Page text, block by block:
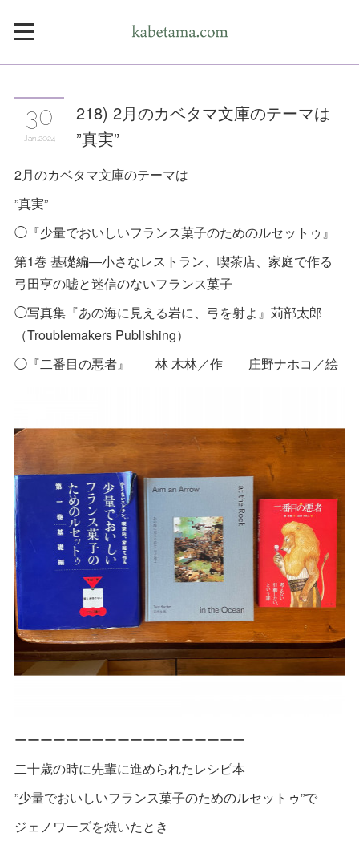
30
Jan 2024
218) 2月のカベタマ文庫のテーマは
”真実”
2月のカベタマ文庫のテーマは
”真実”
◯『少量でおいしいフランス菓子のためのルセットゥ』
第1巻 基礎編―小さなレストラン、喫茶店、家庭で作る
弓田亨の嘘と迷信のないフランス菓子
◯写真集『あの海に見える岩に、弓を射よ』苅部太郎
（Troublemakers Publishing）
◯『二番目の悪者』 林 木林／作 庄野ナホコ／絵
ーーーーーーーーーーーーーーーーーー
二十歳の時に先輩に進められたレシピ本
”少量でおいしいフランス菓子のためのルセットゥ”で
ジェノワーズを焼いたとき